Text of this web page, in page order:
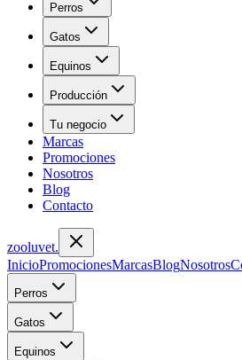
Perros
Gatos
Equinos
Producción
Tu negocio
Marcas
Promociones
Nosotros
Blog
Contacto
zooluvet.
InicioPromocionesMarcasBlogNosotros
Perros
Gatos
Equinos